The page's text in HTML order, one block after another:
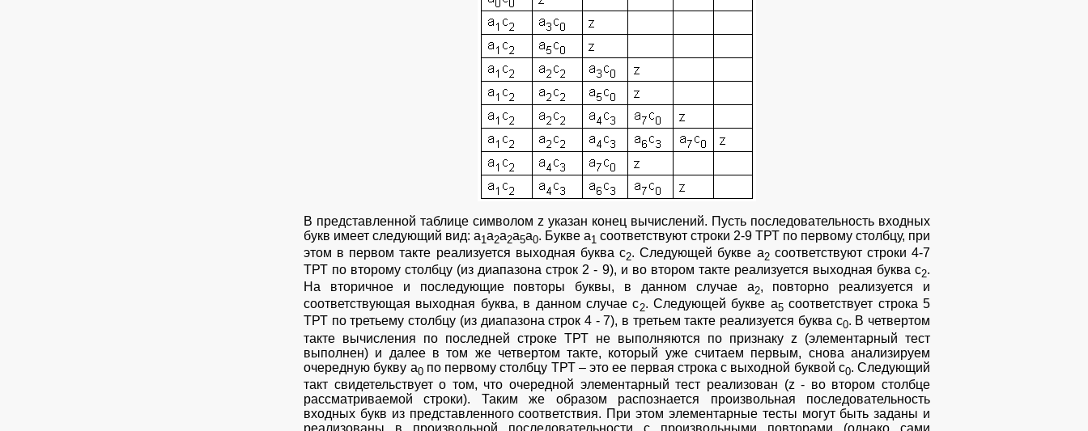
В представленной таблице символом z указан конец вычислений. Пусть последовательность входных
букв имеет следующий вид: а1а2а2а5а0. Букве а1 соответствуют строки 2-9 ТРТ по первому столбцу, при
этом в первом такте реализуется выходная буква с2. Следующей букве а2соответствуют строки 4-7
ТРТ по второму столбцу (из диапазона строк 2 - 9), и во втором такте реализуется выходная буква с2.
На вторичное и последующие повторы буквы, в данном случае а2, повторно реализуется и
соответствующая выходная буква, в данном случае с2. Следующей букве а5соответствует строка 5
ТРТ по третьему столбцу (из диапазона строк 4 - 7), в третьем такте реализуется буква с0. В четвертом
такте вычисления по последней строке ТРТ не выполняются по признаку z (элементарный тест
выполнен) и далее в том же четвертом такте, который уже считаем первым, снова анализируем
очередную букву а0по первому столбцу ТРТ – это ее первая строка с выходной буквой с0. Следующий
такт свидетельствует о том, что очередной элементарный тест реализован (z - во втором столбце
рассматриваемой строки). Таким же образом распознается произвольная последовательность
входных букв из представленного соответствия. При этом элементарные тесты могут быть заданы и
реализованы в произвольной последовательности с произвольными повторами (однако сами